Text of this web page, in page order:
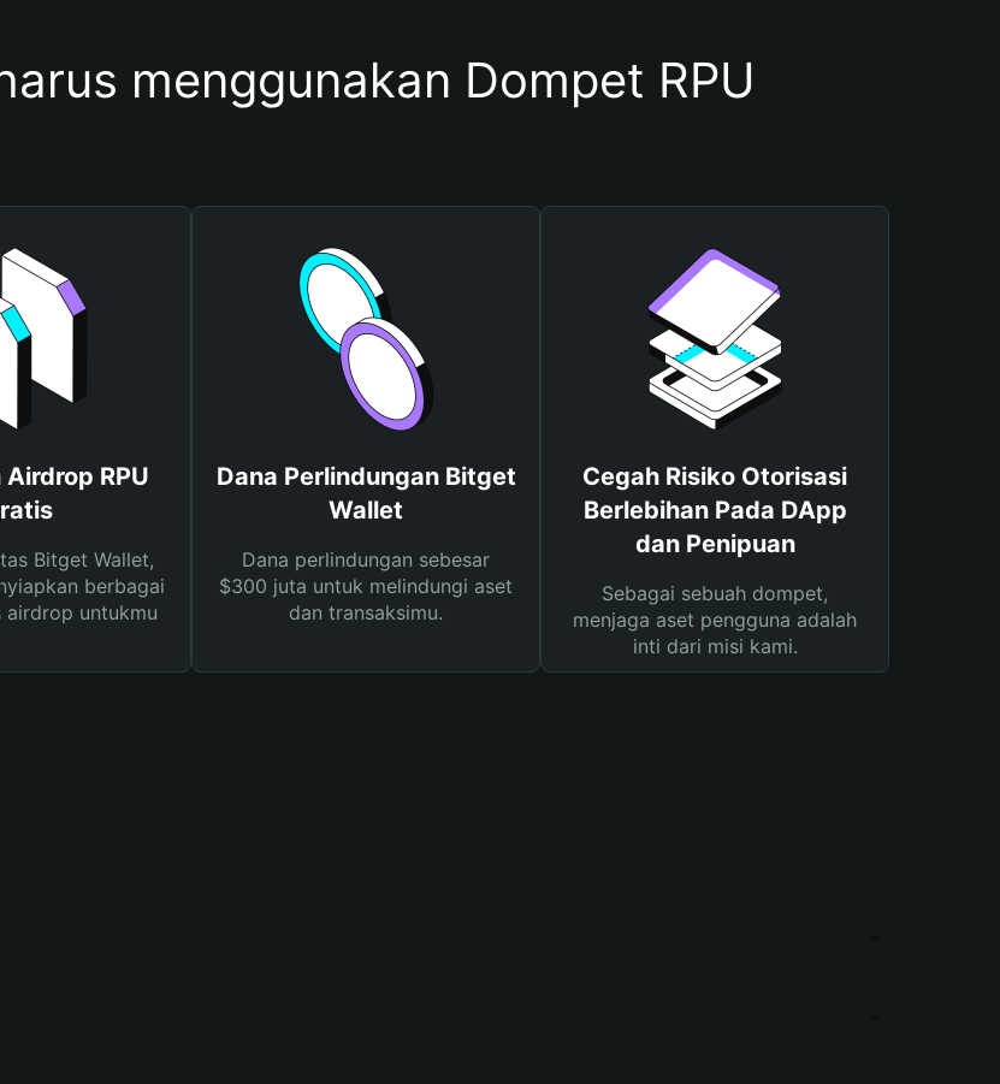
menggunakan Dompet RPU
RPU
Bitget Wallet,
berbagai
airdrop untukmu
Dana Perlindungan Bitget
Wallet
Dana perlindungan sebesar
$300 juta untuk melindungi aset
dan transaksimu.
Cegah Risiko Otorisasi
Berlebihan Pada DApp
dan Penipuan
Sebagai sebuah dompet,
menjaga aset pengguna adalah
inti dari misi kami.